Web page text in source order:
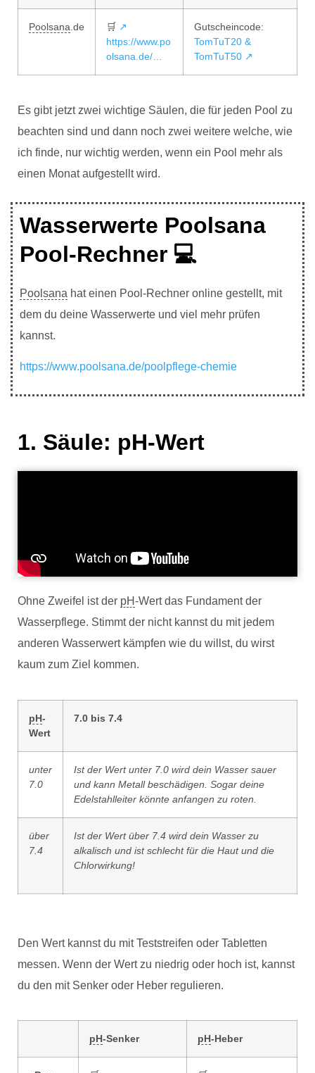
Poolsana.de 🛒 ↗
https://www.po
olsana.de/…
Gutscheincode:
TomTuT20 &
TomTuT50 ↗
Es gibt jetzt zwei wichtige Säulen, die für jeden Pool zu
beachten sind und dann noch zwei weitere welche, wie
ich finde, nur wichtig werden, wenn ein Pool mehr als
einen Monat aufgestellt wird.
Wasserwerte Poolsana
Pool-Rechner 💻
Poolsana hat einen Pool-Rechner online gestellt, mit
dem du deine Wasserwerte und viel mehr prüfen
kannst.
https://www.poolsana.de/poolpflege-chemie
1. Säule: pH-Wert
Ohne Zweifel ist der pH-Wert das Fundament der
Wasserpflege. Stimmt der nicht kannst du mit jedem
anderen Wasserwert kämpfen wie du willst, du wirst
kaum zum Ziel kommen.
pH-
Wert
7.0 bis 7.4
unter
7.0
Ist der Wert unter 7.0 wird dein Wasser sauer
und kann Metall beschädigen. Sogar deine
Edelstahlleiter könnte anfangen zu roten.
über
7.4
Ist der Wert über 7.4 wird dein Wasser zu
alkalisch und ist schlecht für die Haut und die
Chlorwirkung!
Den Wert kannst du mit Teststreifen oder Tabletten
messen. Wenn der Wert zu niedrig oder hoch ist, kannst
du den mit Senker oder Heber regulieren.
pH-Senker pH-Heber